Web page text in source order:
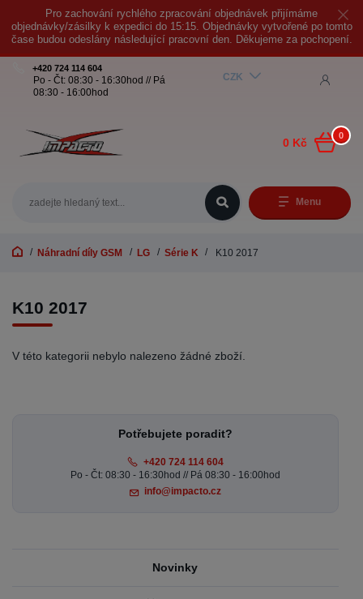
Pro zachování rychlého zpracování objednávek přijímáme
objednávky/zásilky k expedici do 15:15. Objednávky vytvořené po tomto
čase budou odeslány následující pracovní den. Děkujeme za pochopení.
Menu
CZK
+420 724 114 604
Po - Čt: 08:30 - 16:30hod // Pá
08:30 - 16:00hod
0
0 Kč
Náhradní díly GSM LG Série K K10 2017
K10 2017
V této kategorii nebylo nalezeno žádné zboží.
Potřebujete poradit?
+420 724 114 604
Po - Čt: 08:30 - 16:30hod // Pá 08:30 - 16:00hod
info@impacto.cz
Novinky